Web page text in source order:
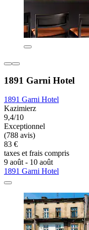
1891 Garni Hotel
1891 Garni Hotel
Kazimierz
9,4/10
Exceptionnel
(788 avis)
83 €
taxes et frais compris
9 août - 10 août
1891 Garni Hotel